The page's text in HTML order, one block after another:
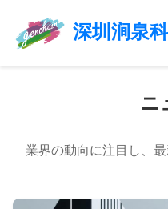
深圳涧泉
ニ
業界の動向に注目し、